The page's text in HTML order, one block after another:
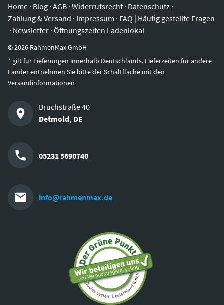
Home · Blog · AGB · Widerrufsrecht · Datenschutz ·
Zahlung & Versand · Impressum · FAQ | Häufig gestellte Fragen
· Newsletter · Öffnungszeiten Ladenlokal
©2026 RahmenMax GmbH
* gilt für Lieferungen innerhalb Deutschlands, Lieferzeiten für andere
Länder entnehmen Sie bitte der Schaltfläche mit den
Versandinformationen
Bruchstraße 40
Detmold, DE
05231 5690740
info@rahmenmax.de